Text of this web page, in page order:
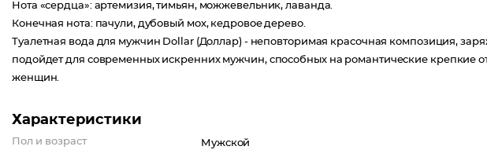
Нота «сердца»: артемизия, тимьян, можжевельник, лаванда.
Конечная нота: пачули, дубовый мох, кедровое дерево.
Туалетная вода для мужчин Dollar (Доллар) - неповторимая красочная композиция,
подойдет для современных искренних мужчин, способных на романтические крепкие
женщин.
Характеристики
Пол и возраст Мужской